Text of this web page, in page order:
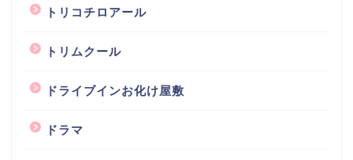
トリコチロアール
トリムクール
ドライブインお化け屋敷
ドラマ